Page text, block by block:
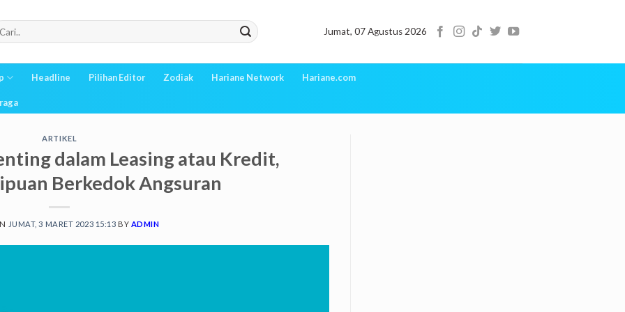
Jumat, 07 Agustus 2026
Headline Pilihan Editor Zodiak Hariane Network Hariane.com
ARTIKEL
dalam Leasing atau Kredit,
Berkedok Angsuran
JUMAT, 3 MARET 2023 15:13 BY ADMIN